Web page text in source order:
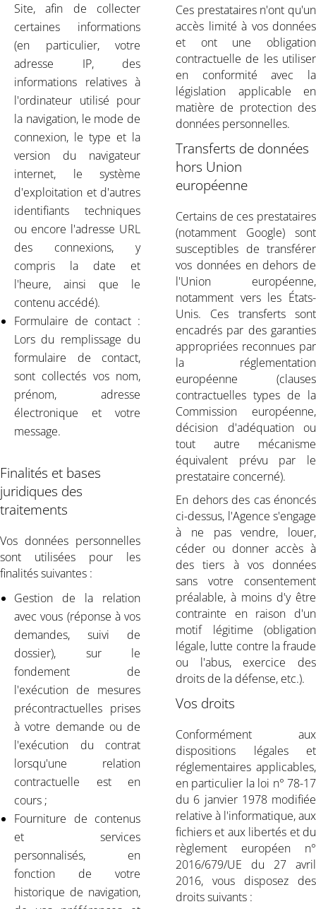
Site, afin de collecter
certaines informations
(en particulier, votre
adresse IP, des
informations relatives à
l'ordinateur utilisé pour
la navigation, le mode de
connexion, le type et la
version du navigateur
internet, le système
d'exploitation et d'autres
identifiants techniques
ou encore l'adresse URL
des connexions, y
compris la date et
l'heure, ainsi que le
contenu accédé).
Formulaire de contact :
Lors du remplissage du
formulaire de contact,
sont collectés vos nom,
prénom, adresse
électronique et votre
message.
Finalités et bases
juridiques des
traitements
Vos données personnelles
sont utilisées pour les
finalités suivantes :
Gestion de la relation
avec vous (réponse à vos
demandes, suivi de
dossier), sur le
fondement de
l'exécution de mesures
précontractuelles prises
à votre demande ou de
l'exécution du contrat
lorsqu'une relation
contractuelle est en
cours ;
Fourniture de contenus
et services
personnalisés, en
fonction de votre
historique de navigation,
Ces prestataires n'ont qu'un
accès limité à vos données
et ont une obligation
contractuelle de les utiliser
en conformité avec la
législation applicable en
matière de protection des
données personnelles.
Transferts de données
hors Union
européenne
Certains de ces prestataires
(notamment Google) sont
susceptibles de transférer
vos données en dehors de
l'Union européenne,
notamment vers les États-
Unis. Ces transferts sont
encadrés par des garanties
appropriées reconnues par
la réglementation
européenne (clauses
contractuelles types de la
Commission européenne,
décision d'adéquation ou
tout autre mécanisme
équivalent prévu par le
prestataire concerné).
En dehors des cas énoncés
ci-dessus, l'Agence s'engage
à ne pas vendre, louer,
céder ou donner accès à
des tiers à vos données
sans votre consentement
préalable, à moins d'y être
contrainte en raison d'un
motif légitime (obligation
légale, lutte contre la fraude
ou l'abus, exercice des
droits de la défense, etc.).
Vos droits
Conformément aux
dispositions légales et
réglementaires applicables,
en particulier la loi n° 78-17
du 6 janvier 1978 modifiée
relative à l'informatique, aux
fichiers et aux libertés et du
règlement européen n°
2016/679/UE du 27 avril
2016, vous disposez des
droits suivants :